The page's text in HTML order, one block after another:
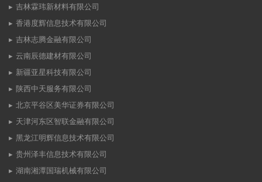
吉林霖玮新材料有限公司
香港度辉信息技术有限公司
吉林志腾金融有限公司
云南辰德建材有限公司
新疆亚星科技有限公司
陕西中天服务有限公司
北京平谷区美华证券有限公司
天津河东区智联金融有限公司
黑龙江明辉信息技术有限公司
贵州泽丰信息技术有限公司
湖南湘潭国瑞机械有限公司